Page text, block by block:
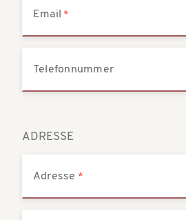
Email
Telefonnummer
ADRESSE
Adresse